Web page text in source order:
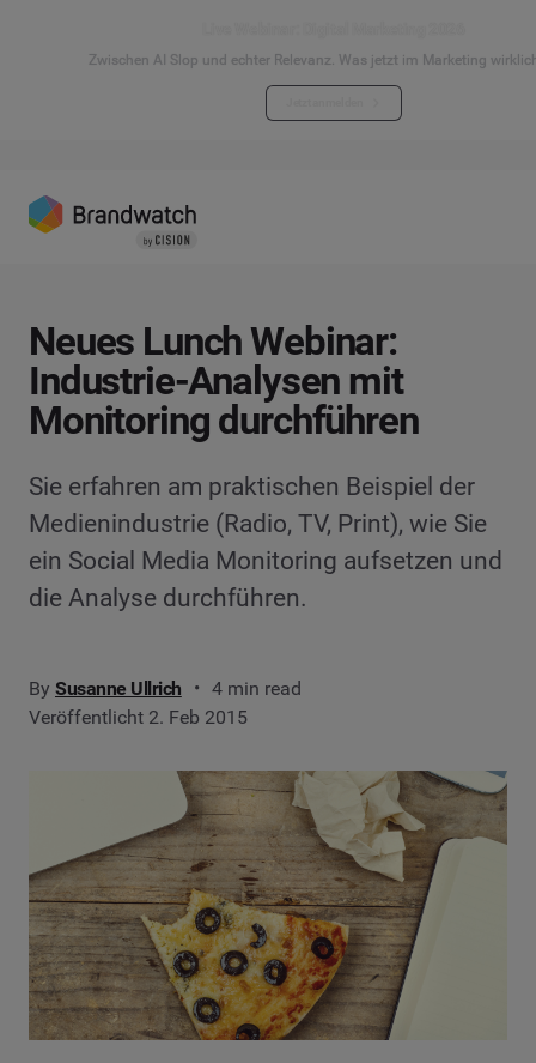
Zwischen AI Slop und echter Relevanz. Was jetzt im Marketing
Neues Lunch Webinar:
Industrie-Analysen mit
Monitoring durchführen
Sie erfahren am praktischen Beispiel der
Medienindustrie (Radio, TV, Print), wie Sie
ein Social Media Monitoring aufsetzen und
die Analyse durchführen.
By Susanne Ullrich
4 min read
Veröffentlicht 2. Feb 2015